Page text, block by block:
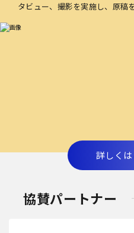
タビュー、撮影を実施し、原稿
詳しく
協賛パートナー